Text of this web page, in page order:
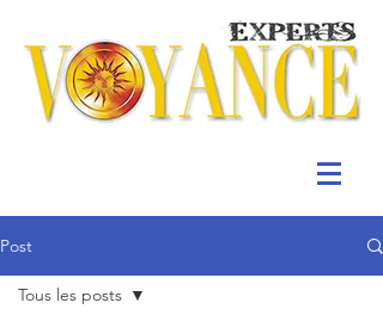
Post
Tous les posts